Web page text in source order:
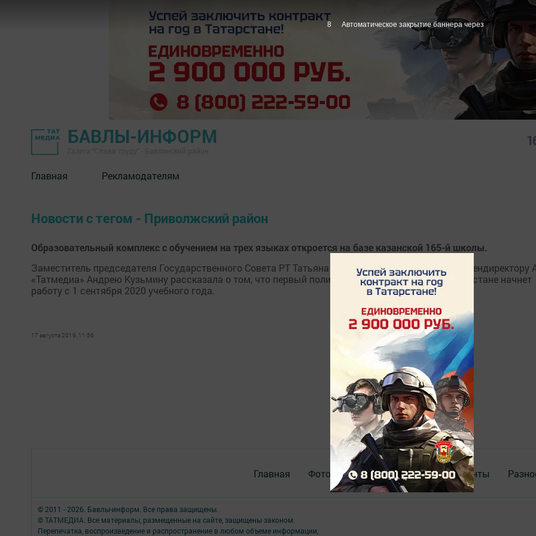
БАВЛЫ-ИНФОРМ
Главная Рекламодателям
Новости с тегом - Приволжский район
Образовательный комплекс с обучением на трех языках откроется на базе казанской 165-й школы.
Заместитель председателя Государственного Совета РТ Татьяна Ларионова в своём интервью гендиректору
«Татмедиа» Андрею Кузьмину рассказала о том, что первый полилингвальный комплекс в Татарстане начнет
работу с 1 сентября 2020 учебного года.
17 августа 2019, 11:56
Главная Фотогалереи Опросы Документы
© 2011 - 2026. Бавлы-информ. Все права защищены.
© ТАТМЕДИА. Все материалы, размещенные на сайте, защищены законом.
Перепечатка, воспроизведение и распространение в любом объеме информации,
8 Автоматическое закрытие баннера через